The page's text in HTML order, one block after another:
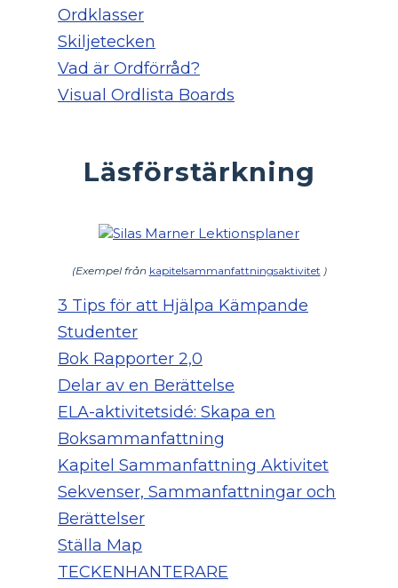
Ordklasser
Skiljetecken
Vad är Ordförråd?
Visual Ordlista Boards
Läsförstärkning
(Exempel från kapitelsammanfattningsaktivitet )
3 Tips för att Hjälpa Kämpande
Studenter
Bok Rapporter 2,0
Delar av en Berättelse
ELA-aktivitetsidé: Skapa en
Boksammanfattning
Kapitel Sammanfattning Aktivitet
Sekvenser, Sammanfattningar och
Berättelser
Ställa Map
TECKENHANTERARE